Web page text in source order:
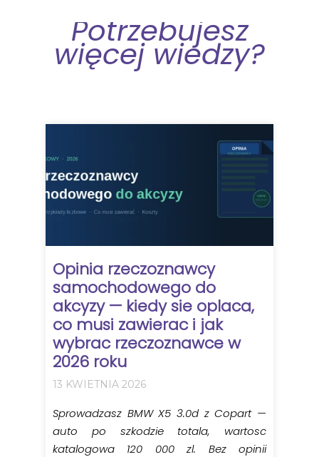
Potrzebujesz
więcej wiedzy?
Opinia rzeczoznawcy
samochodowego do
akcyzy — kiedy sie oplaca,
co musi zawierac i jak
wybrac rzeczoznawce w
2026 roku
13 KWIETNIA 2026
Sprowadzasz BMW X5 3.0d z Copart —
auto po szkodzie totala, wartosc
katalogowa 120 000 zl. Bez opinii